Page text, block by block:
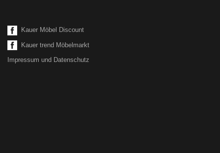
Kauer Möbel Discount
Kauer trend Möbelmarkt
Impressum und Datenschutz